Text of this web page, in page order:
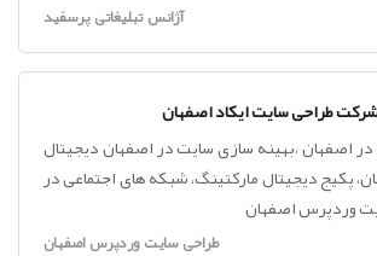
آژانس تبلیغاتی پرسفید
طراحی سایت ایکاد اصفهان
اصفهان ،بهینه سازی سایت در اصفهان دیجیتال
پکیج دیجیتال مارکتینگ، شبکه های اجتماعی در
وردپرس اصفهان
طراحی سایت وردپرس اصفهان